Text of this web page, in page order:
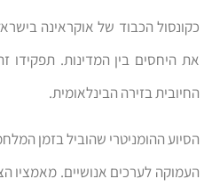
כקונסול הכבוד של אוקראינה
את היחסים בין המדינות.
החיובית בזירה הבינלאומית.
הסיוע ההומניטרי שהוביל בזמן
העמוקה לערכים אנושיים. מאמציו